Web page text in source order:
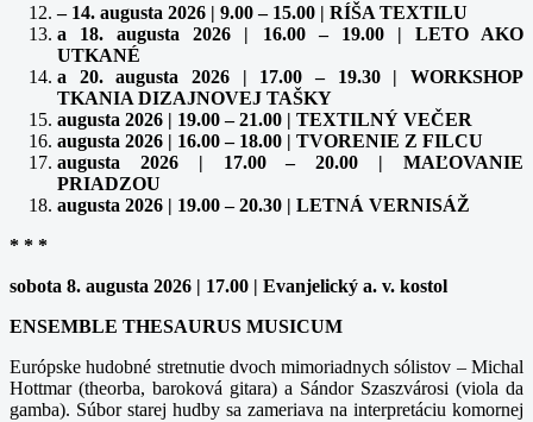
– 14. augusta 2026 | 9.00 – 15.00 | RÍŠA TEXTILU
a 18. augusta 2026 | 16.00 – 19.00 | LETO AKO
UTKANÉ
a 20. augusta 2026 | 17.00 – 19.30 | WORKSHOP
TKANIA DIZAJNOVEJ TAŠKY
augusta 2026 | 19.00 – 21.00 | TEXTILNÝ VEČER
augusta 2026 | 16.00 – 18.00 | TVORENIE Z FILCU
augusta 2026 | 17.00 – 20.00 | MAĽOVANIE
PRIADZOU
augusta 2026 | 19.00 – 20.30 | LETNÁ VERNISÁŽ
* * *
sobota 8. augusta 2026 | 17.00 | Evanjelický a. v. kostol
ENSEMBLE THESAURUS MUSICUM
Európske hudobné stretnutie dvoch mimoriadnych sólistov – Michal
Hottmar (theorba, baroková gitara) a Sándor Szaszvárosi (viola da
gamba). Súbor starej hudby sa zameriava na interpretáciu komornej